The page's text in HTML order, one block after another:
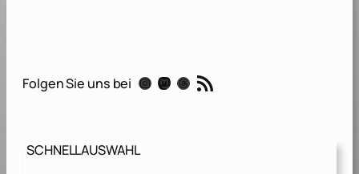
L
o
G
[
Folgen Sie uns bei Instagram Mastodon Threads RSS-Feed
SCHNELLAUSWAHL